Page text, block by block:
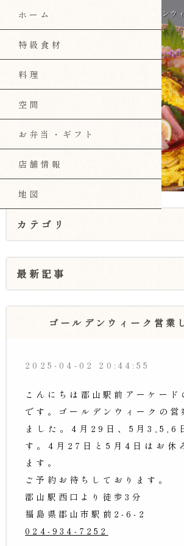
郡山の和食「磯陣」のブログ ゴールデンウ
ホーム
特級食材
料理
空間
お弁当・ギフト
店舗情報
地図
カテゴリ
最新記事
ゴールデンウィーク営業
2025-04-02 20:44:55
こんにちは郡山駅前アーケード
です。ゴールデンウィークの営
ました。4月29日、5月3,5,6
す。4月27日と5月4日はお休
ます。
ご予約お待ちしております。
郡山駅西口より徒歩3分
福島県郡山市駅前2-6-2
024-934-7252